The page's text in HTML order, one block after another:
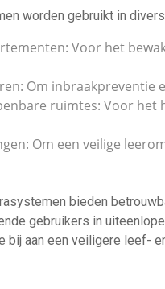
worden gebruikt in
Voor het
Om inbraakpreventie
ruimtes: Voor het
Om een veilige
bieden
gebruikers in
bij aan een veiligere leef-